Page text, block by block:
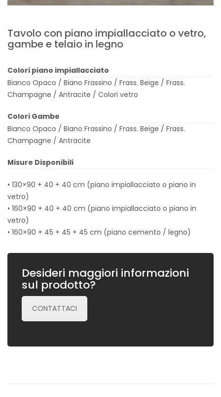
Tavolo con piano impiallacciato o vetro,
gambe e telaio in legno
Colori piano impiallacciato
Bianco Opaco / Biano Frassino / Frass. Beige / Frass.
Champagne / Antracite / Colori vetro
Colori Gambe
Bianco Opaco / Biano Frassino / Frass. Beige / Frass.
Champagne / Antracite
Misure Disponibili
• 130×90 + 40 + 40 cm (piano impiallacciato o piano in
vetro)
• 160×90 + 40 + 40 cm (piano impiallacciato o piano in
vetro)
• 160×90 + 45 + 45 + 45 cm (piano cemento / legno)
Desideri maggiori informazioni
sul prodotto?
CONTATTACI